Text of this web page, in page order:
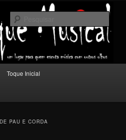
com outros olhos.
Toque Inicial
PAU E CORDA